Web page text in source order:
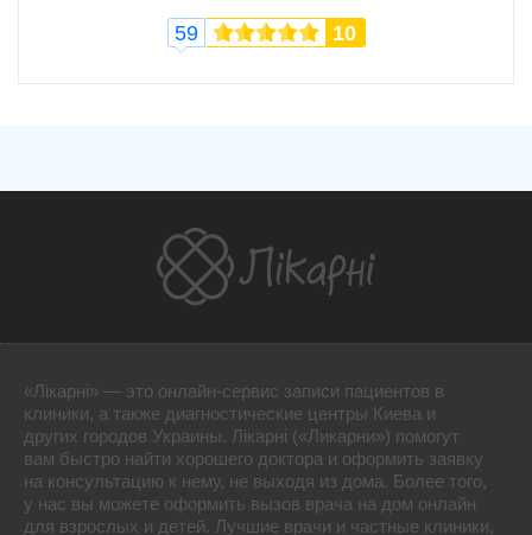
59 10
«Лікарні» — это онлайн-сервис записи пациентов в
клиники, а также диагностические центры Киева и
других городов Украины. Лікарні («Ликарни») помогут
вам быстро найти хорошего доктора и оформить заявку
на консультацию к нему, не выходя из дома. Более того,
у нас вы можете оформить вызов врача на дом онлайн
для взрослых и детей. Лучшие врачи и частные клиники,